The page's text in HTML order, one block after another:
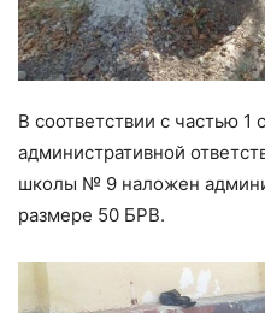
В соответствии с частью 1
административной
школы № 9 наложен
размере 50 БРВ.